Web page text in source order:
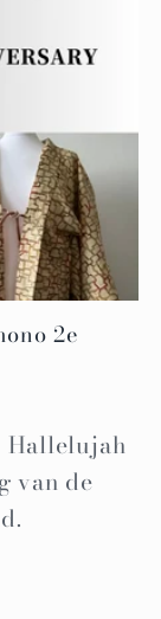
2e
Hallelujah
van de